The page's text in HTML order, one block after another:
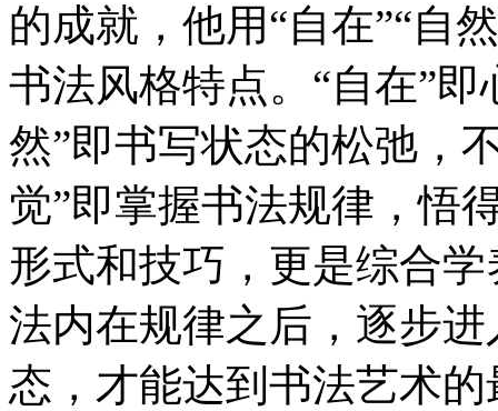
的成就，他用“自在”“自
书法风格特点。“自在”
然”即书写状态的松弛，
觉”即掌握书法规律，悟
形式和技巧，更是综合
法内在规律之后，逐步进
态，才能达到书法艺术